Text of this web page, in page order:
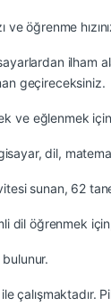
ve öğrenme
ilham
geçireceksiniz.
ve eğlenmek
dil,
sunan, 62
dil öğrenmek
çalışmaktadır.